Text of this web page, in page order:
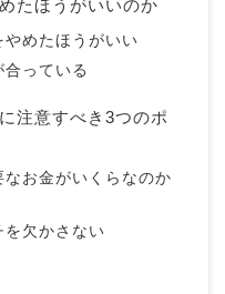
たほうがいいのか
めたほうがいい
っている
注意すべき3つのポ
お金がいくらなのか
欠かさない